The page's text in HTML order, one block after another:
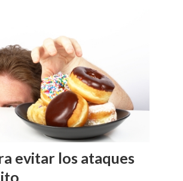
evitar los ataques